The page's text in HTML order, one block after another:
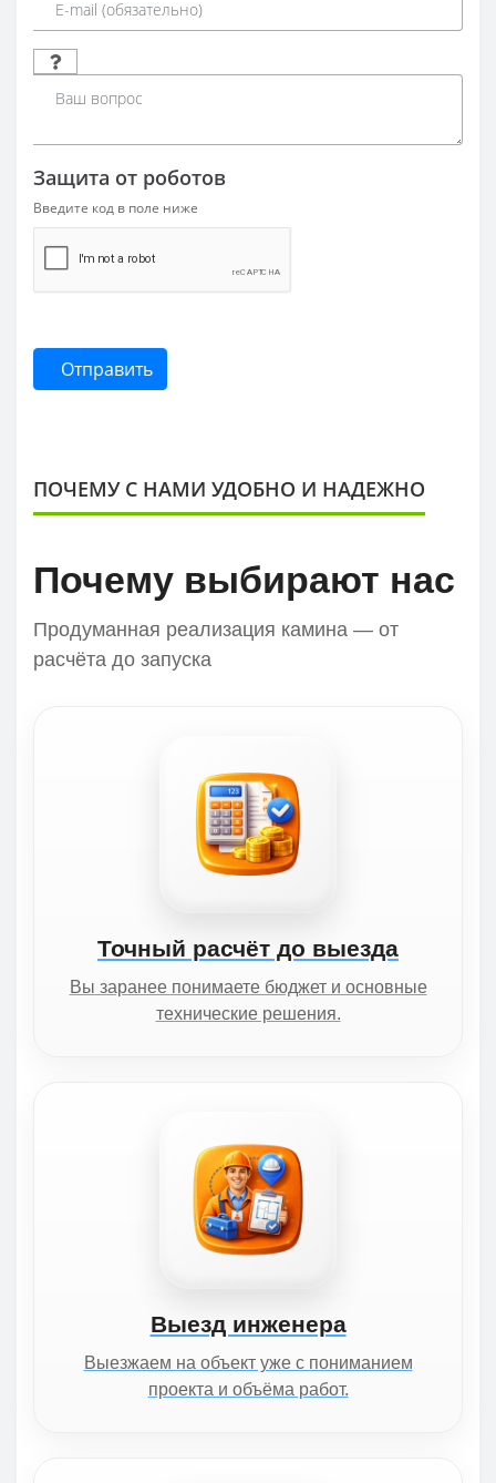
Защита от роботов
Введите код в поле ниже
Отправить
ПОЧЕМУ С НАМИ УДОБНО И НАДЕЖНО
Почему выбирают нас
Продуманная реализация камина — от
расчёта до запуска
Точный расчёт до выезда
Вы заранее понимаете бюджет и основные
технические решения.
Выезд инженера
Выезжаем на объект уже с пониманием
проекта и объёма работ.